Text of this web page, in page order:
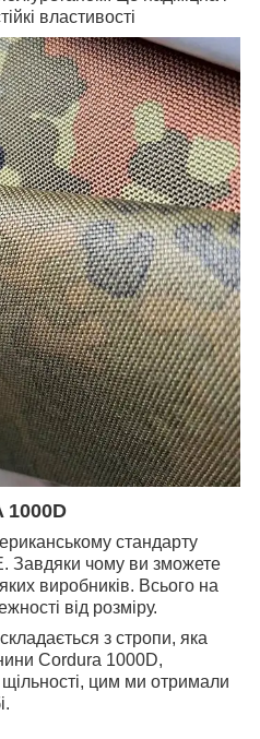
властивості
1000D
стандарту
Завдяки чому ви зможете
виробників. Всього на
від розміру.
з стропи, яка
Cordura 1000D,
цим ми отримали